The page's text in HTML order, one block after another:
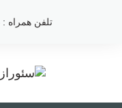
تلفن همراه : 09121442355